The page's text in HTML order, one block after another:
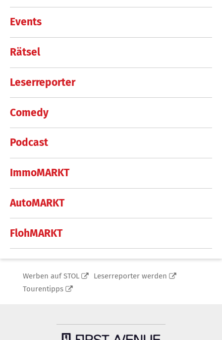
Events
Rätsel
Leserreporter
Comedy
Podcast
ImmoMARKT
AutoMARKT
FlohMARKT
Werben auf STOL
Leserreporter werden
Tourentipps